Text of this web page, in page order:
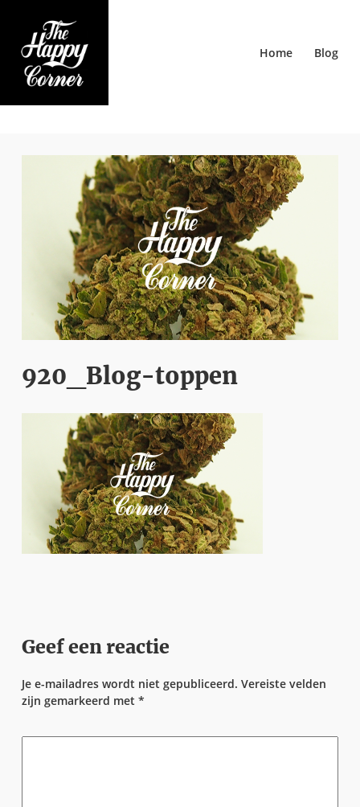
Home Blog
920_Blog-toppen
Geef een reactie
Je e-mailadres wordt niet gepubliceerd. Vereiste velden
zijn gemarkeerd met*